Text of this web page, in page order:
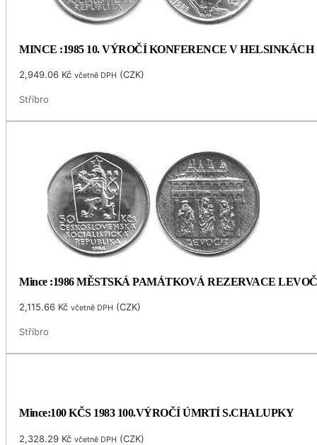
MINCE :1985 10. VÝROČÍ KONFERENCE V HELSINKÁCH
2,949.06 Kč včetně DPH (CZK)
Stříbro
Mince :1986 MĚSTSKÁ PAMÁTKOVÁ REZERVACE
2,115.66 Kč včetně DPH (CZK)
Stříbro
Mince:100 KČS 1983 100.VÝROČÍ ÚMRTÍ S.CHALUPKY
2,328.29 Kč včetně DPH (CZK)